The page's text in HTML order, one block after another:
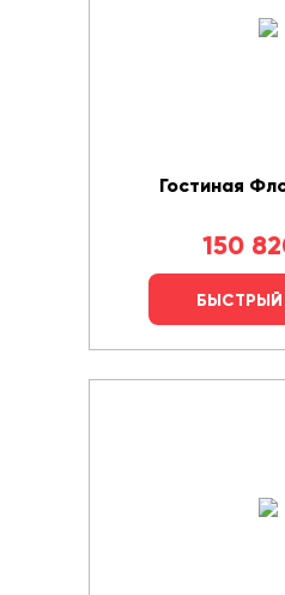
Гостиная
150
БЫСТРЫЙ